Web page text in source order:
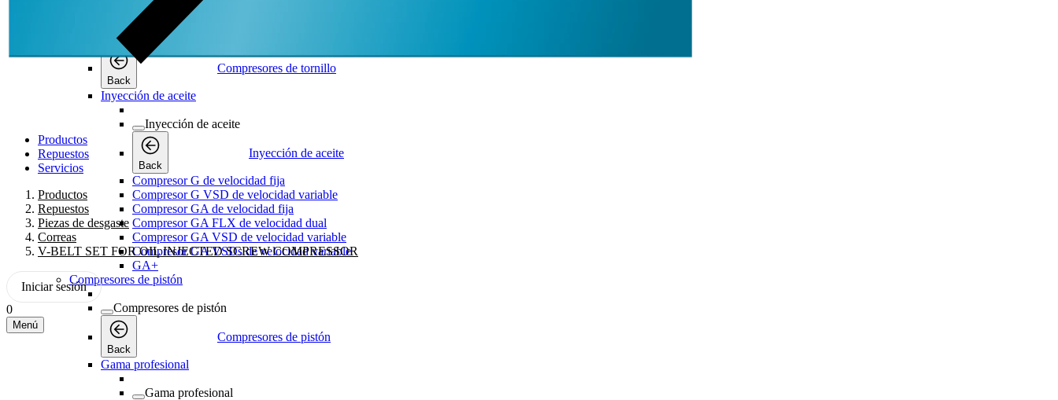
Productos
Repuestos
Servicios
Productos
Repuestos
Piezas de desgaste
Correas
V-BELT SET FOR OIL INJECTED SCREW COMPRESSOR
Iniciar sesión
0
Menú
Compresores de tornillo
Compresores de tornillo
Back
Compresores de tornillo
Inyección de aceite
Inyección de aceite
Back
Inyección de aceite
Compresor G de velocidad fija
Compresor G VSD de velocidad variable
Compresor GA de velocidad fija
Compresor GA FLX de velocidad dual
Compresor GA VSD de velocidad variable
Compresor GA VSDs de velocidad variable
GA+
Compresores de pistón
Compresores de pistón
Back
Compresores de pistón
Gama profesional
Gama profesional